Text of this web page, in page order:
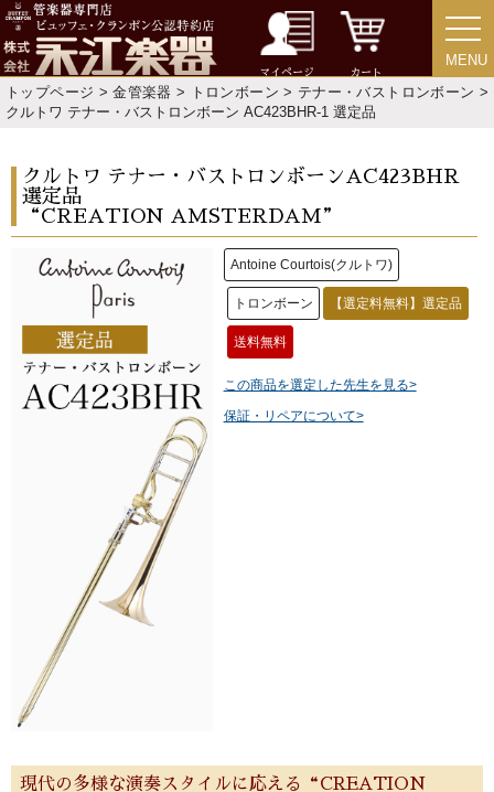
マイページ カート
MENU
MENU
トップページ >金管楽器 > トロンボーン > テナー・バストロンボーン >
クルトワ テナー・バストロンボーン AC423BHR-1 選定品
クルトワ テナー・バストロンボーンAC423BHR
選定品
“CREATION AMSTERDAM”
Antoine Courtois(クルトワ)
トロンボーン 【選定料無料】選定品
送料無料
この商品を選定した先生を見る>
保証・リペアについて>
現代の多様な演奏スタイルに応える“CREATION